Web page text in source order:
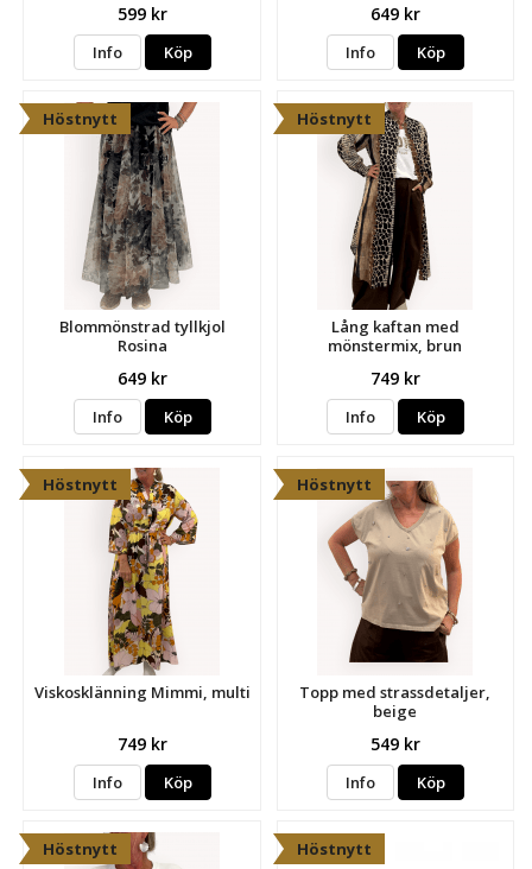
599 kr
Info Köp
649 kr
Info Köp
Höstnytt
Blommönstrad tyllkjol
Rosina
649 kr
Info Köp
Höstnytt
Lång kaftan med
mönstermix, brun
749 kr
Info Köp
Höstnytt
Viskosklänning Mimmi, multi
749 kr
Info Köp
Höstnytt
Topp med strassdetaljer,
beige
549 kr
Info Köp
Höstnytt Höstnytt